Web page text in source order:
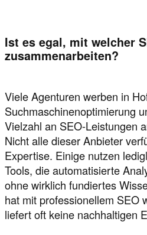
Ist es egal, mit welcher
zusammenarbeiten?
Viele Agenturen werben in
Suchmaschinenoptimierung
Vielzahl an SEO-Leistungen
Nicht alle dieser Anbieter
Expertise. Einige nutzen
Tools, die automatisierte
ohne wirklich fundiertes
hat mit professionellem SEO
liefert oft keine nachhaltigen